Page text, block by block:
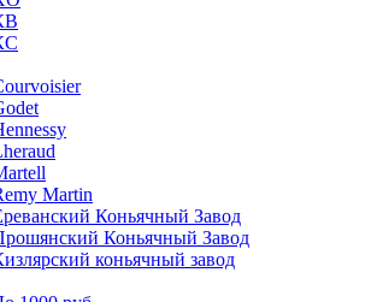
Martin
Коньячный Завод
Коньячный Завод
коньячный завод